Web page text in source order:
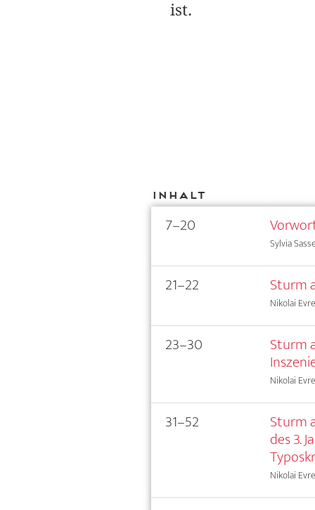
ist.
Inhalt
7–20
Sylvia Sasse
21–22 Sturm
Nikolai
23–30 Sturm
Nikolai
31–52 Sturm
des 3.
Nikolai